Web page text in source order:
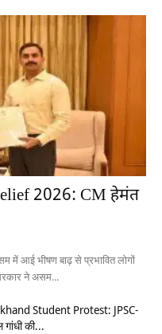
2026: CM हेमंत
आई भीषण बाढ़ से प्रभावित लोगों
ने असम...
Student Protest: JPSC-
गांधी की...